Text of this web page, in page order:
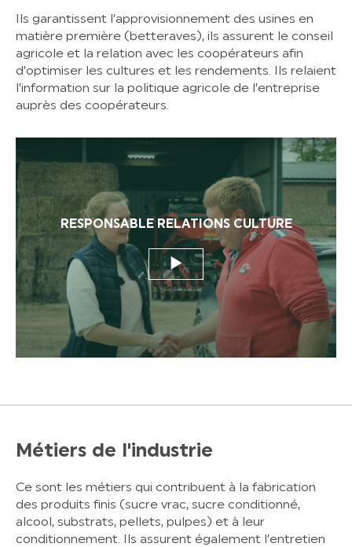
Ils garantissent l’approvisionnement des usines en
matière première (betteraves), ils assurent le conseil
agricole et la relation avec les coopérateurs afin
d’optimiser les cultures et les rendements. Ils relaient
l’information sur la politique agricole de l’entreprise
auprès des coopérateurs.
RESPONSABLE RELATIONS CULTURE
Métiers de l'industrie
Ce sont les métiers qui contribuent à la fabrication
des produits finis (sucre vrac, sucre conditionné,
alcool, substrats, pellets, pulpes) et à leur
conditionnement. Ils assurent également l’entretien